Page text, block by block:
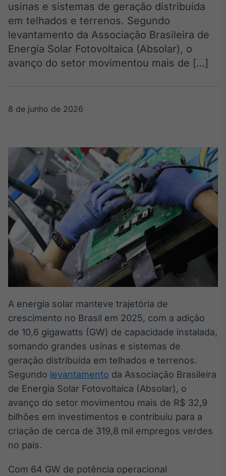
Broadcast
Político
Os bastidores da
política em
tempo real
Broadcast
White Label
Plataforma para
conteúdos
personalizados
Soluções de Dados
e Conteúdos
Broadcast
OTC
Plataforma para
negociação de
ativos
Broadcast
Datafeed
APIs para
integração de
conteúdos e
dados
Broadcast
Ticker
Cotações e
headlines de
notícias
Broadcast
usinas e sistemas de geração distribuída
em telhados e terrenos. Segundo
levantamento da Associação Brasileira de
Energia Solar Fotovoltaica (Absolar), o
avanço do setor movimentou mais de […]
8 de junho de 2026
A energia solar manteve trajetória de
crescimento no Brasil em 2025, com a adição
de 10,6 gigawatts (GW) de capacidade instalada,
somando grandes usinas e sistemas de
geração distribuída em telhados e terrenos.
Segundo levantamento da Associação Brasileira
de Energia Solar Fotovoltaica (Absolar), o
avanço do setor movimentou mais de R$ 32,9
bilhões em investimentos e contribuiu para a
criação de cerca de 319,8 mil empregos verdes
no país.
Com 64 GW de potência operacional